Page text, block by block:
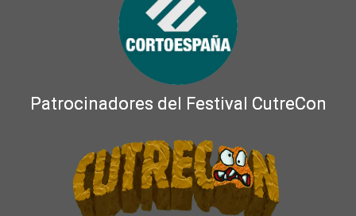
Patrocinadores del Festival CutreCon